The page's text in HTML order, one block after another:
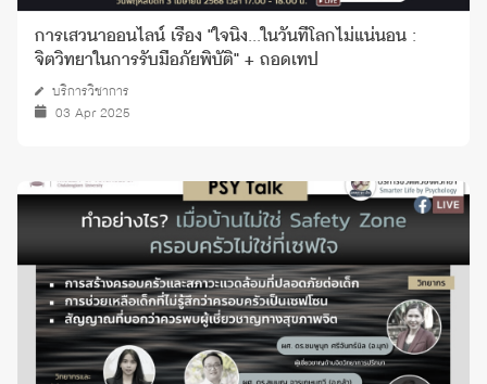
การเสวนาออนไลน์ เรื่อง "ใจนิ่ง...ในวันที่โลกไม่แน่นอน :
จิตวิทยาในการรับมือภัยพิบัติ" + ถอดเทป
บริการวิชาการ
03 Apr 2025